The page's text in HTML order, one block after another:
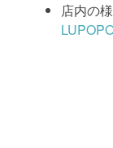
店内の